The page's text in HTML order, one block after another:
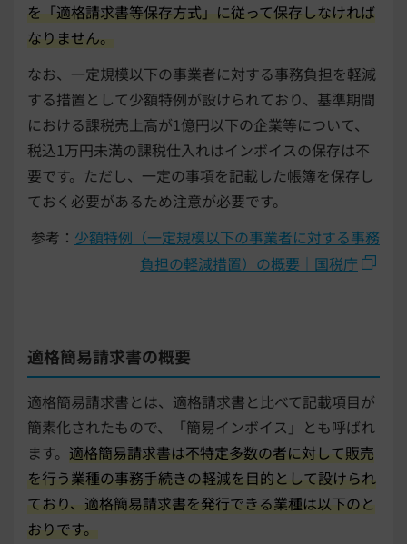
を「適格請求書等保存方式」に従って保存しなければ
なりません。
なお、一定規模以下の事業者に対する事務負担を軽減
する措置として少額特例が設けられており、基準期間
における課税売上高が1億円以下の企業等について、
税込1万円未満の課税仕入れはインボイスの保存は不
要です。ただし、一定の事項を記載した帳簿を保存し
ておく必要があるため注意が必要です。
参考： 少額特例（一定規模以下の事業者に対する事務
負担の軽減措置）の概要｜国税庁
適格簡易請求書の概要
適格簡易請求書とは、適格請求書と比べて記載項目が
簡素化されたもので、「簡易インボイス」とも呼ばれ
ます。 適格簡易請求書は不特定多数の者に対して販売
を行う業種の事務手続きの軽減を目的として設けられ
ており、適格簡易請求書を発行できる業種は以下のと
おりです。